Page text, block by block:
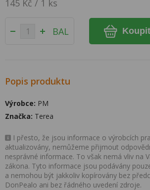
145 Kč / 1 ks
BAL Koupit
Popis produktu
Výrobce: PM
Značka: Terea
I přesto, že jsou informace o výrobcích
aktualizovány, nemůžeme přijmout
nesprávné informace. To však nemá vliv na
zákona. Tyto informace jsou podávány
a nemohou být jakkoliv kopírovány bez
DonPealo ani bez řádného uvedení zdroje.